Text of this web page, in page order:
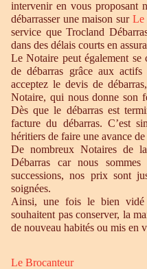
intervenir en vous proposant
débarrasser une maison sur Le
service que Trocland
dans des délais courts en
Le Notaire peut également se
de débarras grâce aux
acceptez le devis de
Notaire, qui nous donne son
Dès que le débarras est
facture du débarras. C’est
héritiers de faire une avance
De nombreux Notaires de
Débarras car nous
successions, nos prix sont
soignées.
Ainsi, une fois le bien
souhaitent pas conserver, la
de nouveau habités ou mis en
Le Brocanteur